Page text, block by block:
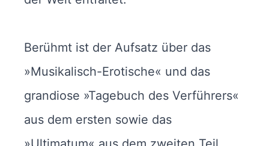
Berühmt ist der Aufsatz über das
»Musikalisch-Erotische« und das
grandiose »Tagebuch des Verführers«
aus dem ersten sowie das